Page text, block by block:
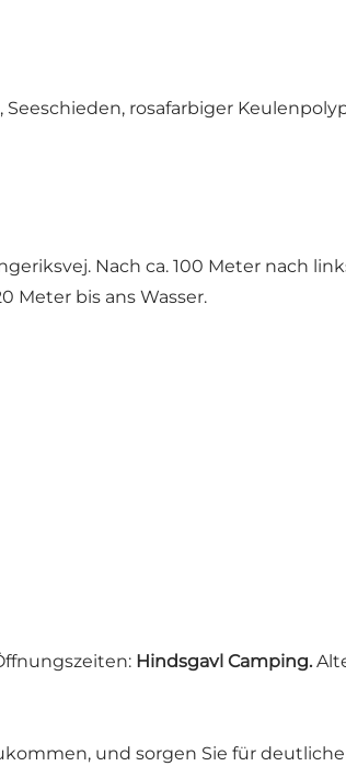
rosafarbiger
Nach ca. 100 Meter nach
Meter bis ans Wasser.
Hindsgavl Camping.
und sorgen Sie für